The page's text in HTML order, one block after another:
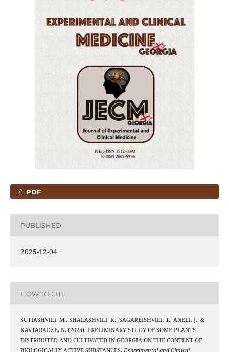
PDF
PUBLISHED
2025-12-04
HOW TO CITE
SUTIASHVILI, M., SHALASHVILI, K., SAGAREISHVILI, T., ANELI, J., &
KAVTARADZE, N. (2025). PRELIMINARY STUDY OF SOME PLANTS
DISTRIBUTED AND CULTIVATED IN GEORGIA ON THE CONTENT OF